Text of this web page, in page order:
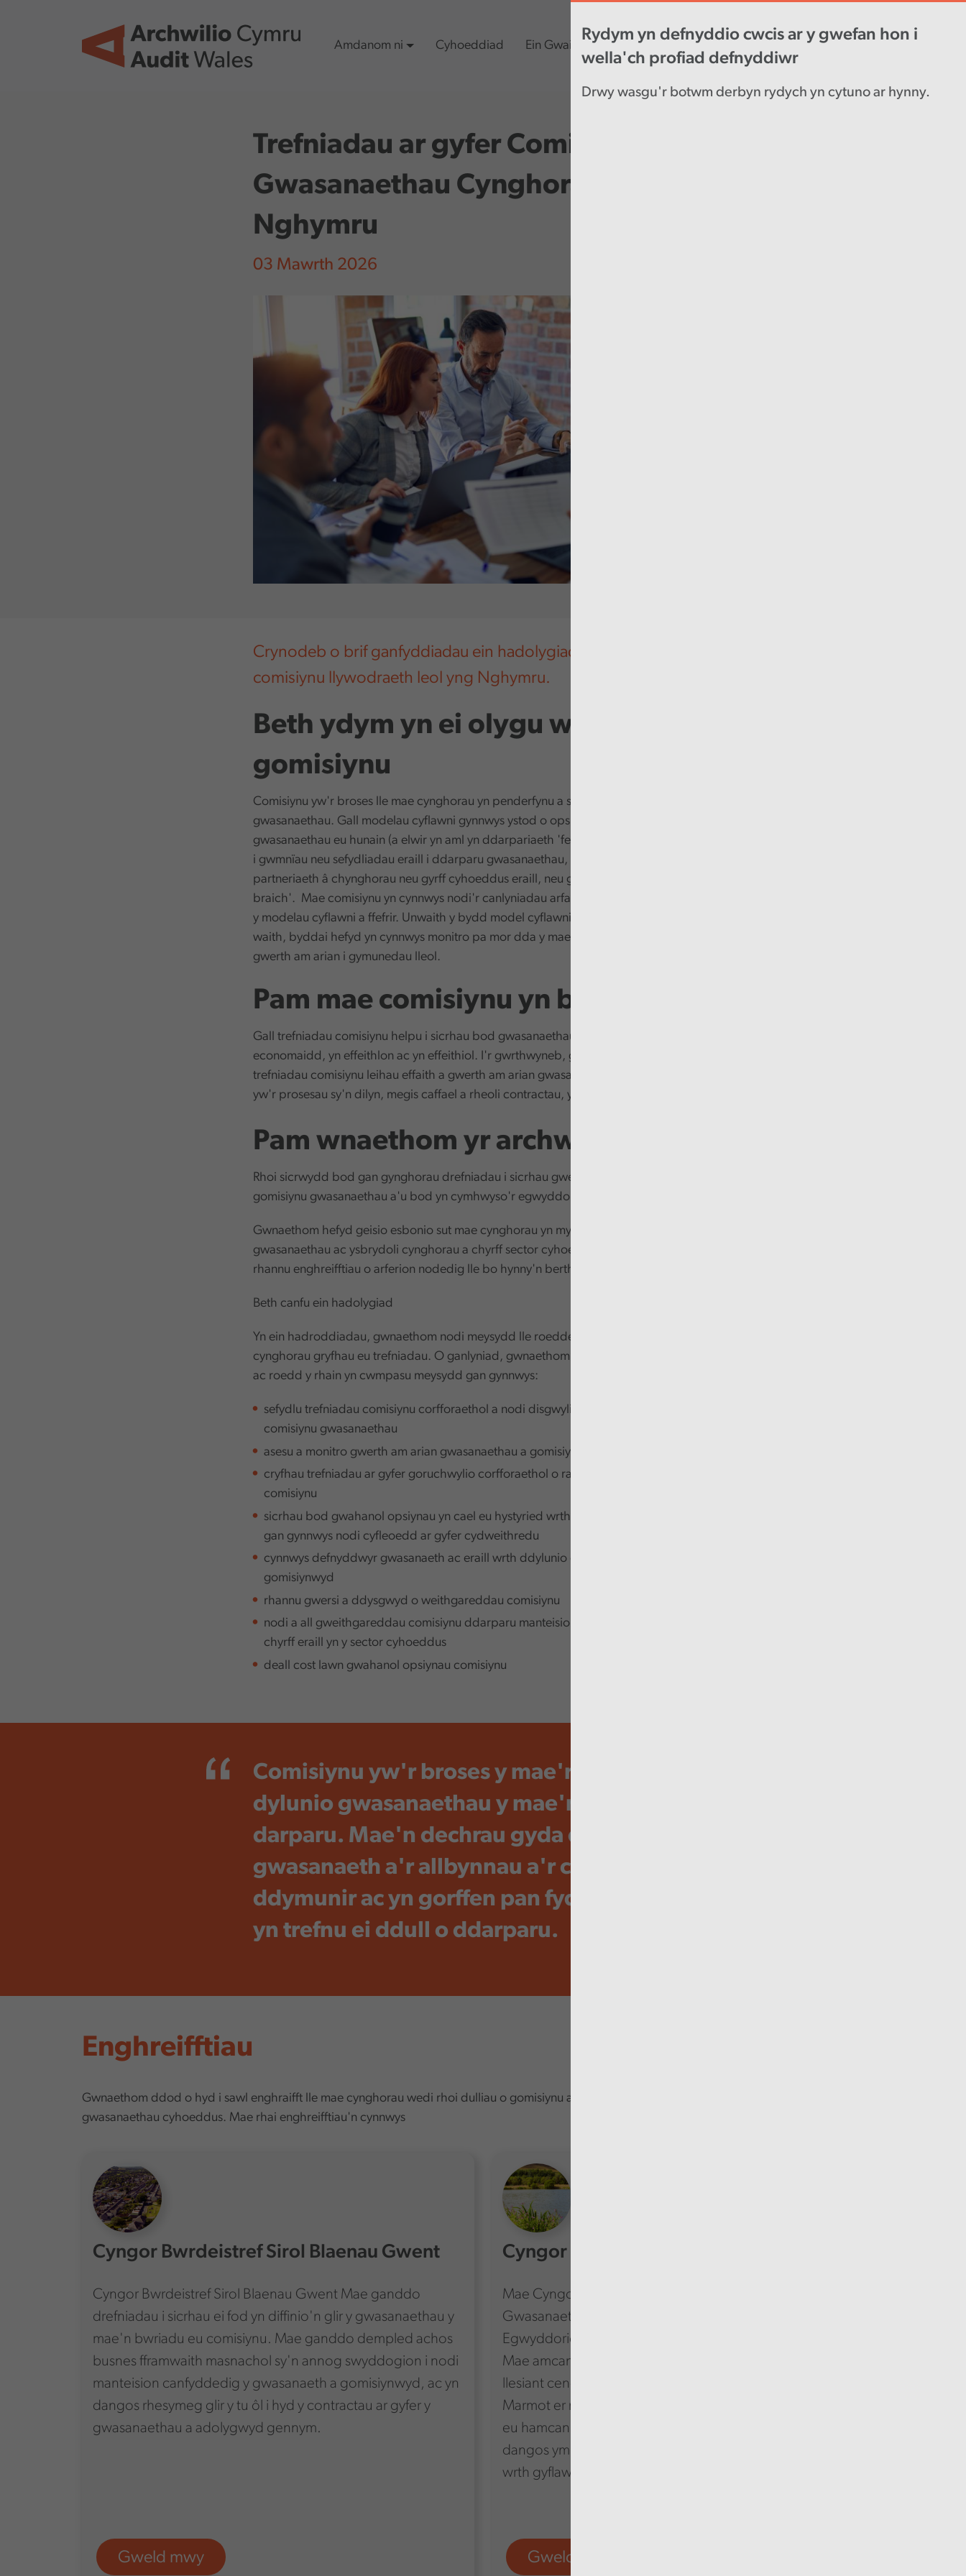
Rydym yn defnyddio cwcis ar y gwefan hon i
wella'ch profiad defnyddiwr
Drwy wasgu'r botwm derbyn rydych yn cytuno ar hynny.
Amdanom ni Cyhoeddiad Ein Gwaith Cynnwys diweddaraf Gyrfaoedd
Trefniadau ar gyfer Comisiynu
Gwasanaethau Cynghorau yng
Nghymru
03 Mawrth 2026
Crynodeb o brif ganfyddiadau ein hadolygiad o drefniadau
comisiynu llywodraeth leol yng Nghymru.
Beth ydym yn ei olygu wrth
gomisiynu
Comisiynu yw'r broses lle mae cynghorau yn penderfynu a sut i ddarparu
gwasanaethau. Gall modelau cyflawni gynnwys ystod o opsiynau megis darparu
gwasanaethau eu hunain (a elwir yn aml yn ddarpariaeth 'fewnol'), dyfarnu contractau
i gwmnïau neu sefydliadau eraill i ddarparu gwasanaethau, darparu mewn
partneriaeth â chynghorau neu gyrff cyhoeddus eraill, neu greu cwmnïau 'hyd
braich'. Mae comisiynu yn cynnwys nodi'r canlyniadau arfaethedig a phenderfynu ar
y modelau cyflawni a ffefrir. Unwaith y bydd model cyflawni wedi'i ddewis a'i roi ar
waith, byddai hefyd yn cynnwys monitro pa mor dda y mae gwasanaeth yn darparu
gwerth am arian i gymunedau lleol.
Pam mae comisiynu yn bwysig
Gall trefniadau comisiynu helpu i sicrhau bod gwasanaethau yn cael eu darparu'n
economaidd, yn effeithlon ac yn effeithiol. I'r gwrthwyneb, gall gwendidau mewn
trefniadau comisiynu leihau effaith a gwerth am arian gwasanaethau, hyd yn oed os
yw'r prosesau sy'n dilyn, megis caffael a rheoli contractau, yn gadarn.
Pam wnaethom yr archwiliadau
Rhoi sicrwydd bod gan gynghorau drefniadau i sicrhau gwerth am arian wrth
gomisiynu gwasanaethau a'u bod yn cymhwyso'r egwyddor datblygu cynaliadwy.
Gwnaethom hefyd geisio esbonio sut mae cynghorau yn mynd ati i gomisiynu
gwasanaethau ac ysbrydoli cynghorau a chyrff sector cyhoeddus eraill trwy nodi a
rhannu enghreifftiau o arferion nodedig lle bo hynny'n berthnasol.
Beth canfu ein hadolygiad
Yn ein hadroddiadau, gwnaethom nodi meysydd lle roeddem yn teimlo y gallai
cynghorau gryfhau eu trefniadau. O ganlyniad, gwnaethom argymhellion i gynghorau,
ac roedd y rhain yn cwmpasu meysydd gan gynnwys:
sefydlu trefniadau comisiynu corfforaethol a nodi disgwyliadau a chanllaw ar gyfer
comisiynu gwasanaethau
asesu a monitro gwerth am arian gwasanaethau a gomisiynwyd
cryfhau trefniadau ar gyfer goruchwylio corfforaethol o ran gweithgarwch
comisiynu
sicrhau bod gwahanol opsiynau yn cael eu hystyried wrth gomisiynu gwasanaethau,
gan gynnwys nodi cyfleoedd ar gyfer cydweithredu
cynnwys defnyddwyr gwasanaeth ac eraill wrth ddylunio gwasanaethau a
gomisiynwyd
rhannu gwersi a ddysgwyd o weithgareddau comisiynu
nodi a all gweithgareddau comisiynu ddarparu manteision ehangach i'r cyngor a
chyrff eraill yn y sector cyhoeddus
deall cost lawn gwahanol opsiynau comisiynu
Comisiynu yw'r broses y mae'r Cyngor yn
dylunio gwasanaethau y mae'n bwriadu eu
darparu. Mae'n dechrau gyda diffinio'r
gwasanaeth a'r allbynnau a'r canlyniadau a
ddymunir ac yn gorffen pan fydd y Cyngor
yn trefnu ei ddull o ddarparu.
Enghreifftiau
Gwnaethom ddod o hyd i sawl enghraifft lle mae cynghorau wedi rhoi dulliau o gomisiynu ar waith a allai fod o ddiddordeb i gydweithwyr ar draws
gwasanaethau cyhoeddus. Mae rhai enghreifftiau'n cynnwys
Cyngor Bwrdeistref Sirol Blaenau Gwent
Cyngor Bwrdeistref Sirol Blaenau Gwent Mae ganddo
drefniadau i sicrhau ei fod yn diffinio'n glir y gwasanaethau y
mae'n bwriadu eu comisiynu. Mae ganddo dempled achos
busnes fframwaith masnachol sy'n annog swyddogion i nodi
manteision canfyddedig y gwasanaeth a gomisiynwyd, ac yn
dangos rhesymeg glir y tu ôl i hyd y contractau ar gyfer y
gwasanaethau a adolygwyd gennym.
Gweld mwy
Cyngor Bwrdeistref Sirol Torfaen
Mae Cyngor Bwrdeistref Sirol Torfaen yn rhan o Fwrdd
Gwasanaethau Cyhoeddus Gwent sydd wedi mabwysiadu’r
Egwyddorion Marmot.
Mae amcanion llesiant y Cyngor yn cyd-fynd â'r amcanion
llesiant cenedlaethol, ac mae'n defnyddio egwyddorion
Marmot er mwyn deall sut i gyflawni'r effaith mwyaf yn erbyn
eu hamcanion wrth wella llesiant yn Nhorfaen. Mae hyn yn
dangos ymrwymiad y Cyngor i gyflawni effeithiau ehangach
wrth gyflawni ei amcanion llesiant.
Gweld mwy